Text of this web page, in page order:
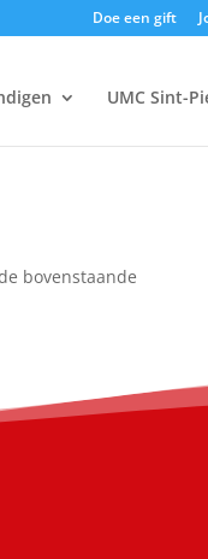
Doe een gift
UMC Sint-
bovenstaande